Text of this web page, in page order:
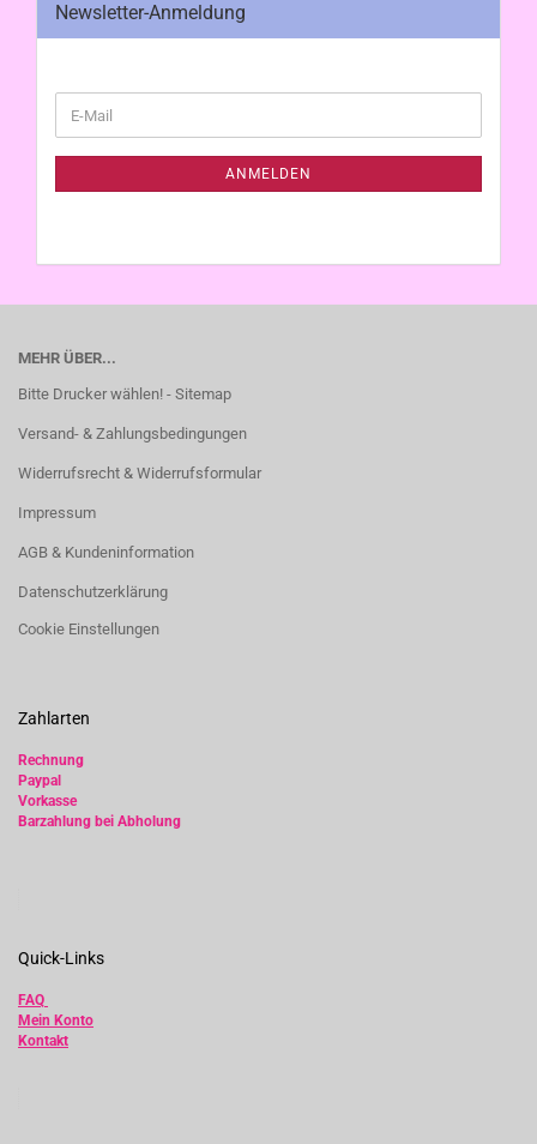
Newsletter-Anmeldung
ZUR
E-
Mail
ANMELDEN
MEHR ÜBER...
Bitte Drucker wählen! - Sitemap
Versand- & Zahlungsbedingungen
Widerrufsrecht & Widerrufsformular
Impressum
AGB & Kundeninformation
Datenschutzerklärung
Cookie Einstellungen
Zahlarten
Rechnung
Paypal
Vorkasse
Barzahlung bei Abholung
Quick-Links
FAQ
Mein Konto
Kontakt